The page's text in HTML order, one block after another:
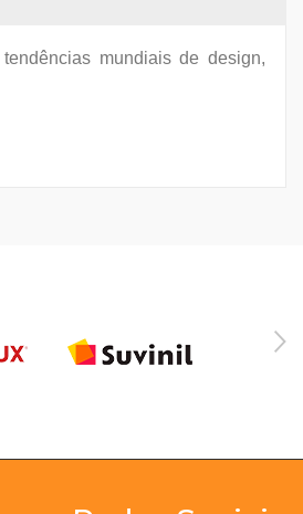
mundiais de design,